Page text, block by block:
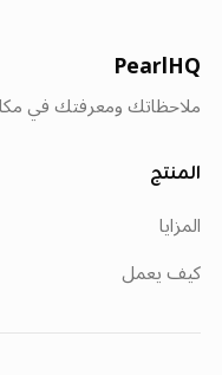
PearlHQ
ملاحظاتك ومعرفتك في
المنتج
المزايا
كيف يعمل